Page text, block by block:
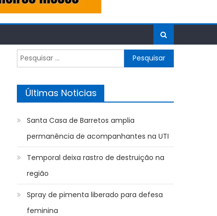
Pesquisar
por:
Últimas Noticias
Santa Casa de Barretos amplia
permanência de acompanhantes na UTI
Temporal deixa rastro de destruição na
região
Spray de pimenta liberado para defesa
feminina